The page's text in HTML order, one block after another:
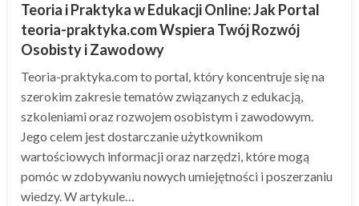
Teoria i Praktyka w Edukacji Online: Jak Portal
teoria-praktyka.com Wspiera Twój Rozwój
Osobisty i Zawodowy
Teoria-praktyka.com to portal, który koncentruje się na
szerokim zakresie tematów związanych z edukacją,
szkoleniami oraz rozwojem osobistym i zawodowym.
Jego celem jest dostarczanie użytkownikom
wartościowych informacji oraz narzędzi, które mogą
pomóc w zdobywaniu nowych umiejętności i poszerzaniu
wiedzy. W artykule…